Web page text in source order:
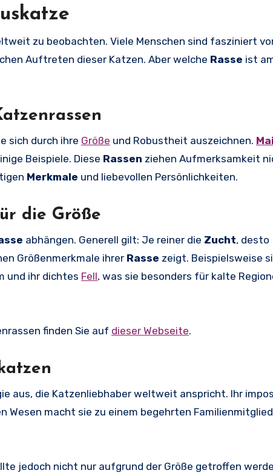
zu beobachten. Viele Menschen sind fasziniert
Auftreten dieser Katzen. Aber welche Rasse ist
sich durch ihre Größe und Robustheit auszeichnen.
Beispiele. Diese Rassen ziehen Aufmerksamkeit
Merkmale und liebevollen Persönlichkeiten.
die Größe
abhängen. Generell gilt: Je reiner die Zucht, desto
Größenmerkmale ihrer Rasse zeigt. Beispielsweise
und ihr dichtes Fell, was sie besonders für kalte
finden Sie auf dieser Webseite.
aus, die Katzenliebhaber weltweit anspricht. Ihr
Wesen macht sie zu einem begehrten
jedoch nicht nur aufgrund der Größe getroffen